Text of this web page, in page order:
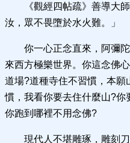
《觀經四帖疏》善導大
汝，眾不畏墮於水火難。」
你一心正念直來，阿彌
來西方極樂世界。你這念佛
道場?道種寺住不習慣，本願
慣，我看你要去住什麼山?你
你跑到哪裡不用念佛?
現代人不堪雕琢，雕刻